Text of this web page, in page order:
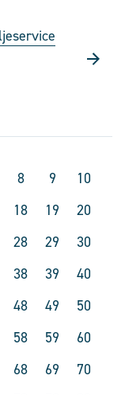
8 9
10
18 19
20
28 29
30
38 39
40
48 49
50
58 59
60
68 69
70